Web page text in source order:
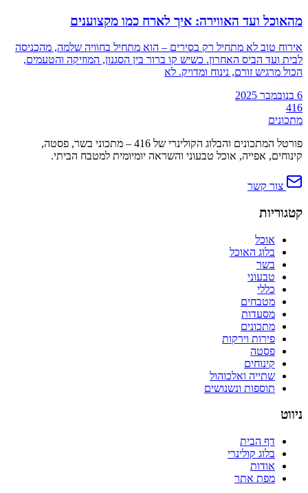
מהאוכל ועד האווירה: איך לארח כמו מקצוענים
אירוח טוב לא מתחיל רק בסירים – הוא מתחיל בחוויה שלמה, מהכניסה
לבית ועד הביס האחרון. כשיש קו ברור בין הסגנון, המוזיקה והטעמים,
הכול מרגיש זורם, נינוח ומדויק. לא
6 בנובמבר 2025
416
מתכונים
פורטל המתכונים והבלוג הקולינרי של 416 – מתכוני בשר, פסטה,
קינוחים, אפייה, אוכל טבעוני והשראה יומיומית למטבח הביתי.
צור קשר
קטגוריות
אוכל
בלוג האוכל
בשר
טבעוני
כללי
מטבחים
מסעדות
מתכונים
פירות וירקות
פסטה
קינוחים
שתייה ואלכוהול
תוספות ונשנושים
ניווט
דף הבית
בלוג קולינרי
אודות
מפת אתר